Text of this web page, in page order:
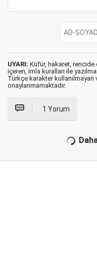
UYARI: Küfür, hakaret, rencide
içeren, imla kuralları ile
Türkçe karakter kullanılmayan
onaylanmamaktadır.
1 Yorum